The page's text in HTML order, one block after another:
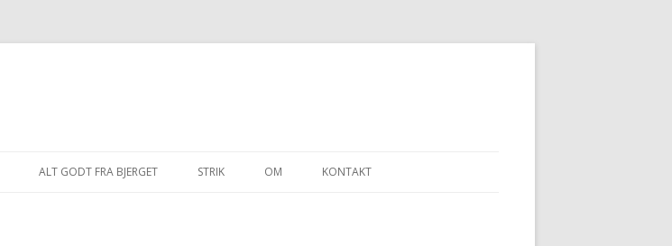
til
ALT GODT FRA BJERGET STRIK OM KONTAKT